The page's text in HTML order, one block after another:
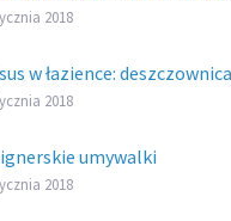
2018
w łazience: deszczownica
2018
umywalki
2018